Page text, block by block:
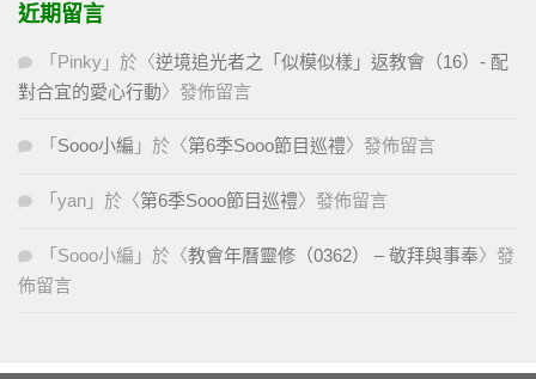
近期留言
「 Pinky 」於〈逆境追光者之「似模似樣」返教會（16）- 配
對合宜的愛心行動〉發佈留言
「 Sooo小編 」於〈第6季Sooo節目巡禮〉發佈留言
「 yan 」於〈第6季Sooo節目巡禮〉發佈留言
「 Sooo小編 」於〈教會年曆靈修（0362） – 敬拜與事奉〉發
佈留言